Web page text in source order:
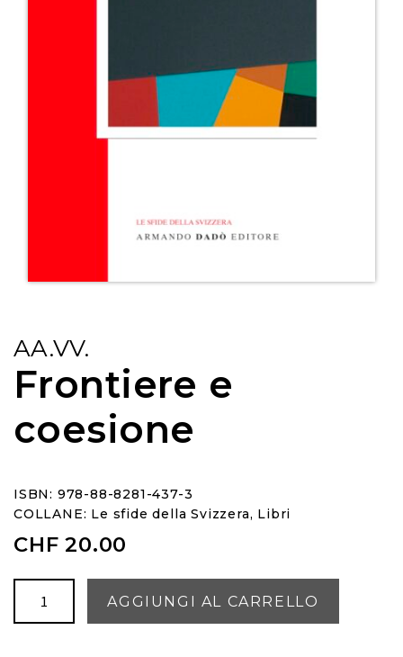
AA.VV.
Frontiere e
coesione
ISBN: 978-88-8281-437-3
COLLANE: Le sfide della Svizzera, Libri
CHF 20.00
AGGIUNGI AL CARRELLO